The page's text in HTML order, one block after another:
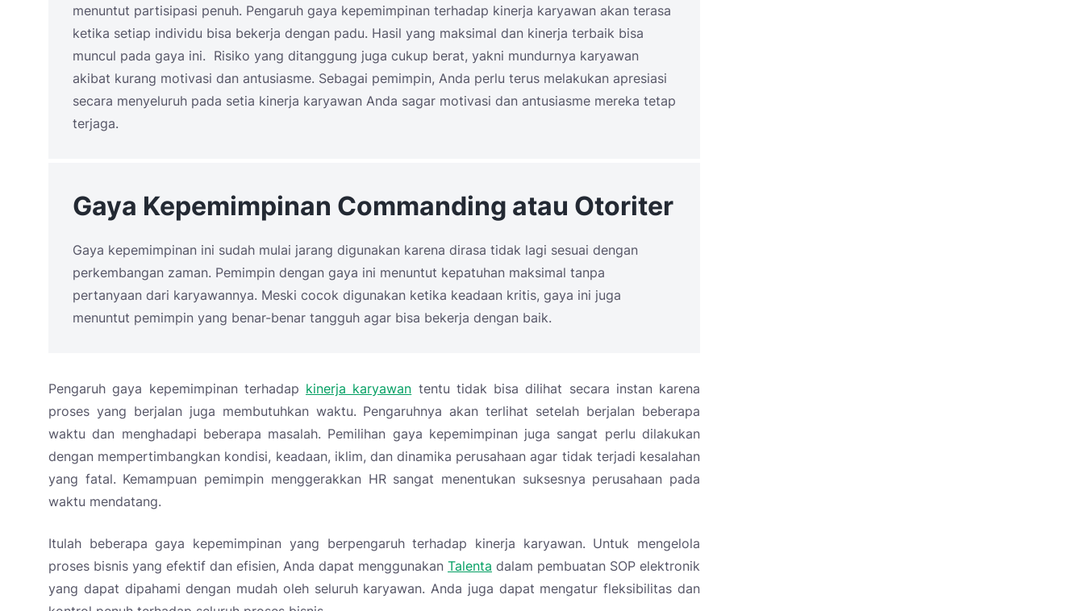
menuntut partisipasi penuh. Pengaruh gaya kepemimpinan terhadap kinerja karyawan akan terasa
ketika setiap individu bisa bekerja dengan padu. Hasil yang maksimal dan kinerja terbaik bisa
muncul pada gaya ini. Risiko yang ditanggung juga cukup berat, yakni mundurnya karyawan
akibat kurang motivasi dan antusiasme. Sebagai pemimpin, Anda perlu terus melakukan apresiasi
secara menyeluruh pada setia kinerja karyawan Anda sagar motivasi dan antusiasme mereka tetap
terjaga.
Gaya Kepemimpinan Commanding atau Otoriter
Gaya kepemimpinan ini sudah mulai jarang digunakan karena dirasa tidak lagi sesuai dengan
perkembangan zaman. Pemimpin dengan gaya ini menuntut kepatuhan maksimal tanpa
pertanyaan dari karyawannya. Meski cocok digunakan ketika keadaan kritis, gaya ini juga
menuntut pemimpin yang benar-benar tangguh agar bisa bekerja dengan baik.
Pengaruh gaya kepemimpinan terhadap kinerja karyawan tentu tidak bisa dilihat secara instan karena
proses yang berjalan juga membutuhkan waktu. Pengaruhnya akan terlihat setelah berjalan beberapa
waktu dan menghadapi beberapa masalah. Pemilihan gaya kepemimpinan juga sangat perlu dilakukan
dengan mempertimbangkan kondisi, keadaan, iklim, dan dinamika perusahaan agar tidak terjadi kesalahan
yang fatal. Kemampuan pemimpin menggerakkan HR sangat menentukan suksesnya perusahaan pada
waktu mendatang.
Itulah beberapa gaya kepemimpinan yang berpengaruh terhadap kinerja karyawan. Untuk mengelola
proses bisnis yang efektif dan efisien, Anda dapat menggunakan Talenta dalam pembuatan SOP elektronik
yang dapat dipahami dengan mudah oleh seluruh karyawan. Anda juga dapat mengatur fleksibilitas dan